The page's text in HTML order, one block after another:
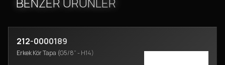
212-0000189
Erkek Kör Tapa (G5/8” - H14)